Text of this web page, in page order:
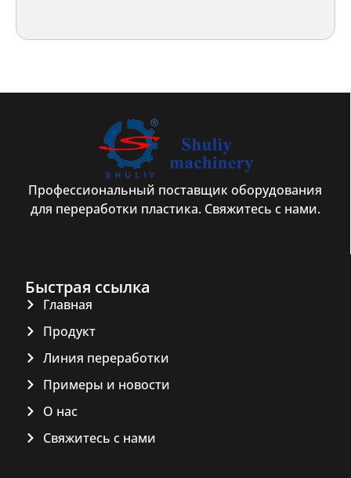
Профессиональный поставщик оборудования
для переработки пластика. Свяжитесь с нами.
Быстрая ссылка
Главная
Продукт
Линия переработки
Примеры и новости
О нас
Свяжитесь с нами